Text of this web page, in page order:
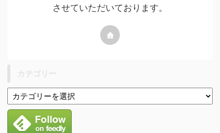
させていただいております。